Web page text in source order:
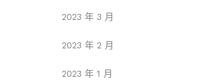
2023 年 3 月
2023 年 2 月
2023 年 1 月